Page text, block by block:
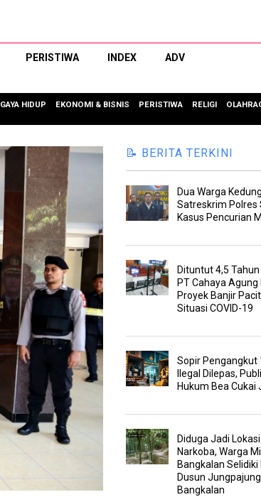
PERISTIWA INDEX ADV
GAYA HIDUP EKONOMI & BISNIS PERISTIWA RELIGI
📝 BERITA TERKINI
Dua Warga
Satreskrim Polres
Kasus Pencurian
Dituntut 4,5
PT Cahaya
Proyek Banjir
Situasi COVID-19
Sopir Pengangkut
Ilegal Dilepas,
Hukum Bea Cukai
Diduga Jadi
Narkoba, Warga
Bangkalan
Dusun
Bangkalan